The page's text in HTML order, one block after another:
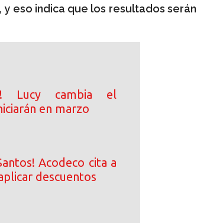
y eso indica que los resultados serán
Lucy cambia el
en marzo
Acodeco cita a
descuentos